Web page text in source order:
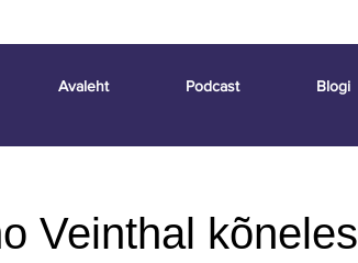
Avaleht Podcast Blogi
Veinthal kõneles